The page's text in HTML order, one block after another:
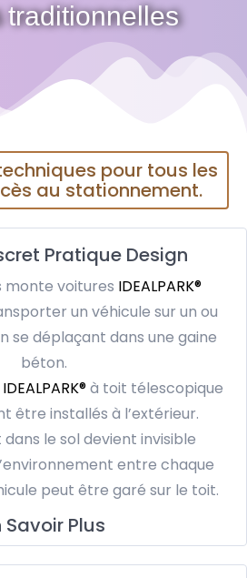
traditionnelles
pour tous les
au stationnement.
Pratique Design
monte voitures IDEALPARK®
un véhicule sur un ou
se déplaçant dans une gaine
béton.
IDEALPARK®à toit télescopique
être installés à l’extérieur.
le sol devient invisible
entre chaque
peut être garé sur le toit.
Savoir Plus